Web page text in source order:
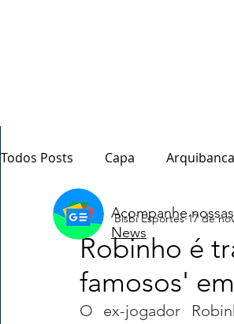
Todos Posts Capa
Quarto Poder Sala de
Destaque Paraná Política
Robinho é
famosos'
Bisbi Esportes 17 de
O ex-jogador
Acompanhe
News